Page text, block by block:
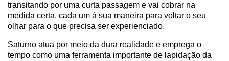
transitando por uma curta passagem e vai cobrar na
medida certa, cada um à sua maneira para voltar o seu
olhar para o que precisa ser experienciado.
Saturno atua por meio da dura realidade e emprega o
tempo como uma ferramenta importante de lapidação da